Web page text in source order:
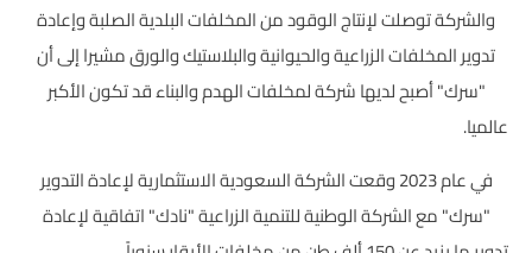
والشركة توصلت لإنتاج الوقود من المخلفات البلدية الصلبة وإعادة
تدوير المخلفات الزراعية والحيوانية والبلاستيك والورق مشيرا إلى أن
"سرك" أصبح لديها شركة لمخلفات الهدم والبناء قد تكون الأكبر
عالميا.
في عام 2023 وقعت الشركة السعودية الاستثمارية لإعادة التدوير
"سرك" مع الشركة الوطنية للتنمية الزراعية "نادك" اتفاقية لإعادة